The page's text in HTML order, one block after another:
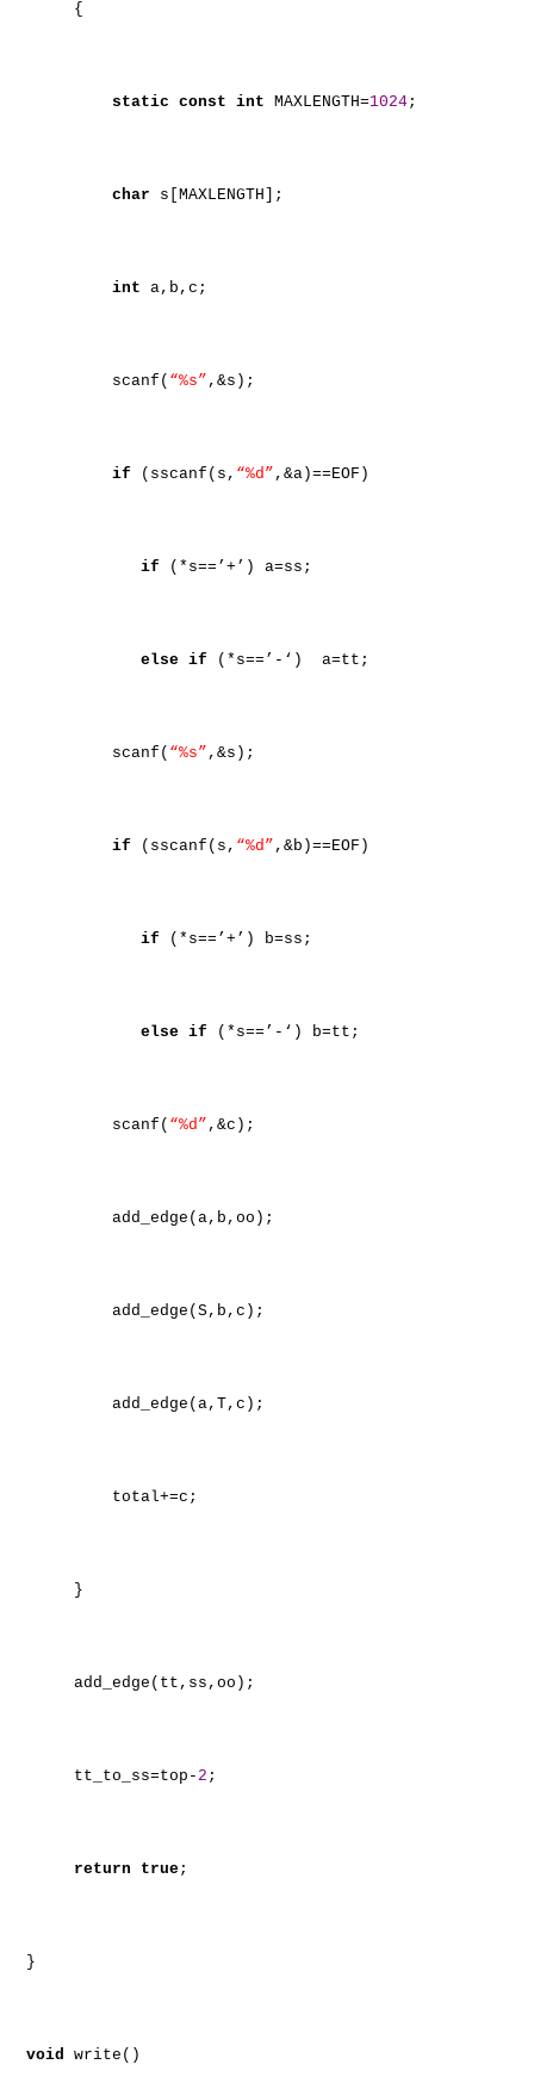
{
static const int MAXLENGTH=1024;
char s[MAXLENGTH];
int a,b,c;
scanf( “%s” ,&s);
if (sscanf(s, “%d” ,&a)==EOF)
if (*s==’+’) a=ss;
else if (*s==’-‘) a=tt;
scanf( “%s” ,&s);
if (sscanf(s, “%d” ,&b)==EOF)
if (*s==’+’) b=ss;
else if (*s==’-‘) b=tt;
scanf( “%d” ,&c);
add_edge(a,b,oo);
add_edge(S,b,c);
add_edge(a,T,c);
total+=c;
}
add_edge(tt,ss,oo);
tt_to_ss=top- 2 ;
return true;
}
void write()